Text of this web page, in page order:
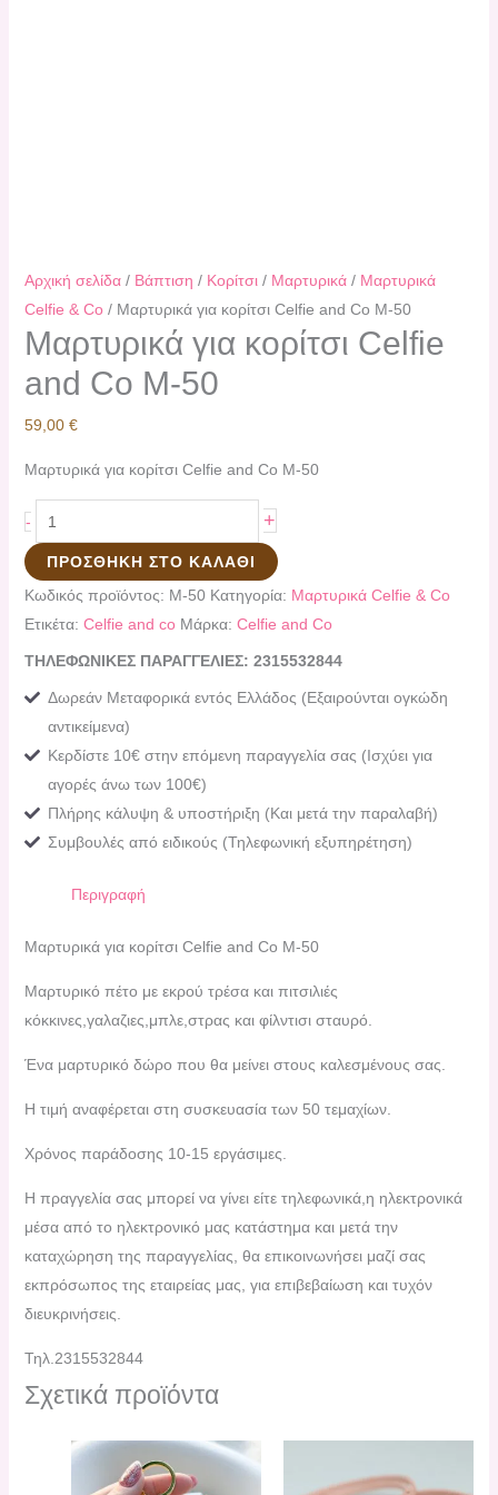
Αρχική σελίδα/ Βάπτιση / Κορίτσι/ Μαρτυρικά/ Μαρτυρικά
Celfie & Co/ Μαρτυρικά για κορίτσι Celfie and Co Μ-50
Μαρτυρικά για κορίτσι Celfie
and Co Μ-50
59,00 €
Μαρτυρικά για κορίτσι Celfie and Co Μ-50
- +
ΠΡΟΣΘΉΚΗ ΣΤΟ ΚΑΛΆΘΙ
Κωδικός προϊόντος: Μ-50 Κατηγορία: Μαρτυρικά Celfie & Co
Ετικέτα: Celfie and co Μάρκα: Celfie and Co
ΤΗΛΕΦΩΝΙΚΕΣ ΠΑΡΑΓΓΕΛΙΕΣ: 2315532844
Δωρεάν Μεταφορικά εντός Ελλάδος (Εξαιρούνται ογκώδη
αντικείμενα)
Κερδίστε 10€ στην επόμενη παραγγελία σας (Ισχύει για
αγορές άνω των 100€)
Πλήρης κάλυψη & υποστήριξη (Και μετά την παραλαβή)
Συμβουλές από ειδικούς (Τηλεφωνική εξυπηρέτηση)
Περιγραφή
Μαρτυρικά για κορίτσι Celfie and Co Μ-50
Μαρτυρικό πέτο με εκρού τρέσα και πιτσιλιές
κόκκινες,γαλαζιες,μπλε,στρας και φίλντισι σταυρό.
Ένα μαρτυρικό δώρο που θα μείνει στους καλεσμένους σας.
Η τιμή αναφέρεται στη συσκευασία των 50 τεμαχίων.
Χρόνος παράδοσης 10-15 εργάσιμες.
H πραγγελία σας μπορεί να γίνει είτε τηλεφωνικά,η ηλεκτρονικά
μέσα από το ηλεκτρονικό μας κατάστημα και μετά την
καταχώρηση της παραγγελίας, θα επικοινωνήσει μαζί σας
εκπρόσωπος της εταιρείας μας, για επιβεβαίωση και τυχόν
διευκρινήσεις.
Τηλ.2315532844
Σχετικά προϊόντα